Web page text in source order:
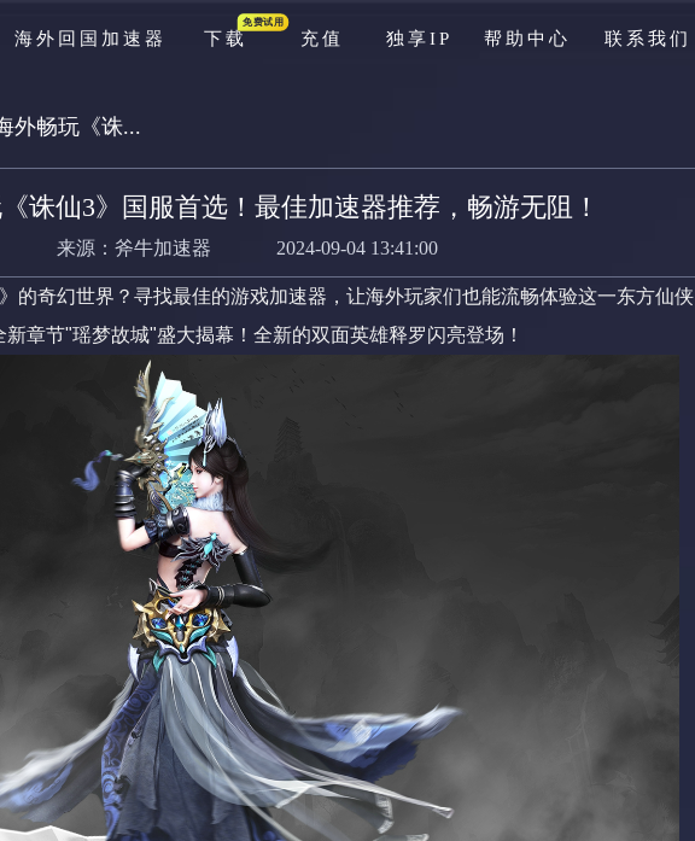
海外回国加速器 下载
免费试用
充值 独享IP 帮助中心
资讯
充值问题
联系我们
外畅玩《诛...
诛仙3》国服首选！最佳加速器推荐，畅游无阻！
来源： 斧牛加速器 2024-09-04 13:41:00
的奇幻世界？寻找最佳的游戏加速器，让海外玩家们也能流畅体验这一东方仙侠
章节"瑶梦故城"盛大揭幕！全新的双面英雄释罗闪亮登场！